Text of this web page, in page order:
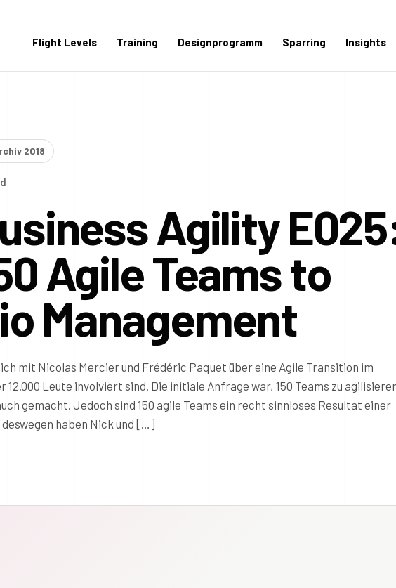
Flight Levels Training Designprogramm Sparring Insights
2018
Agility
Agile Teams to
Management
mit Nicolas Mercier und Frédéric Paquet über eine Agile Transition im
Leute involviert sind. Die initiale Anfrage war, 150 Teams zu
gemacht. Jedoch sind 150 agile Teams ein recht sinnloses Resultat einer
haben Nick und […]